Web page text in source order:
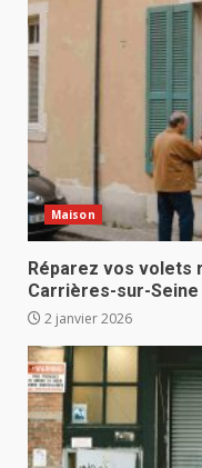
Maison
Réparez vos volets
Carrières-sur-Seine
2 janvier 2026